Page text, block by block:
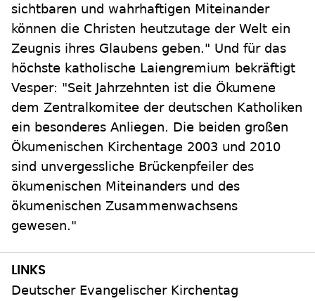
sichtbaren und wahrhaftigen Miteinander
können die Christen heutzutage der Welt ein
Zeugnis ihres Glaubens geben." Und für das
höchste katholische Laiengremium bekräftigt
Vesper: "Seit Jahrzehnten ist die Ökumene
dem Zentralkomitee der deutschen Katholiken
ein besonderes Anliegen. Die beiden großen
Ökumenischen Kirchentage 2003 und 2010
sind unvergessliche Brückenpfeiler des
ökumenischen Miteinanders und des
ökumenischen Zusammenwachsens
gewesen."
Deutscher Evangelischer Kirchentag